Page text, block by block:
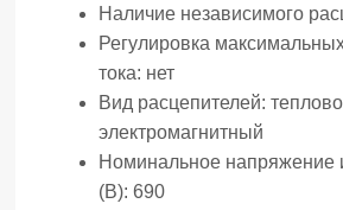
Наличие независимого
Регулировка
тока: нет
Вид расцепителей:
электромагнитный
Номинальное напряжение
(В): 690